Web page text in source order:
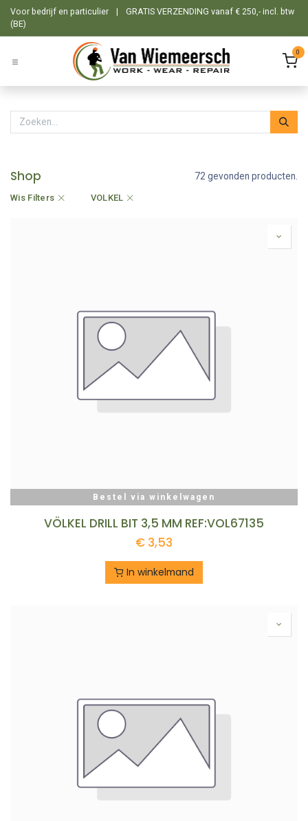
Overslaan naar inhoud
Voor bedrijf en particulier |
GRATIS VERZENDING vanaf € 250,- incl. btw
(BE)
0
Shop 72 gevonden producten.
Wis Filters VOLKEL
Bestel via winkelwagen
VÖLKEL DRILL BIT 3,5 MM REF:VOL67135
€ 3,53
In winkelmand